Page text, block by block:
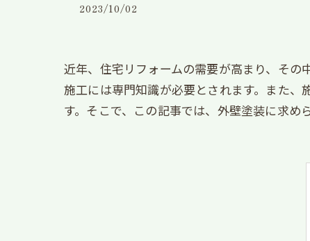
2023/10/02
近年、住宅リフォームの需要が高まり、その
施工には専門知識が必要とされます。また
す。そこで、この記事では、外壁塗装に求め